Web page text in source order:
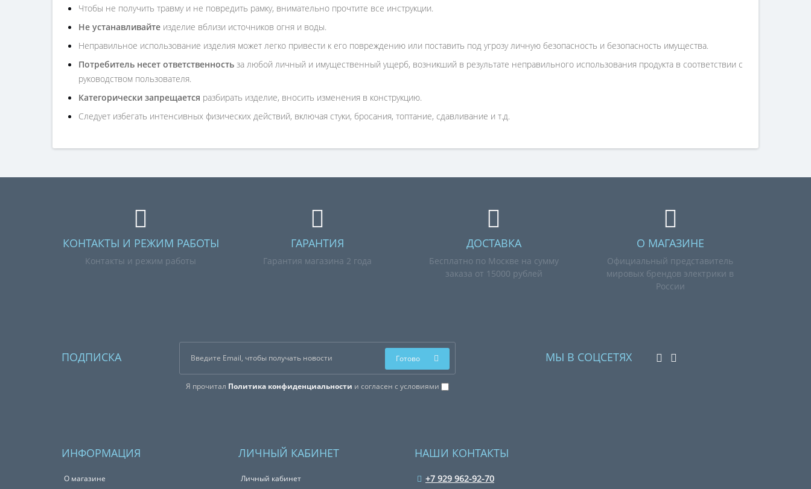
Чтобы не получить травму и не повредить рамку, внимательно прочтите все инструкции.
Не устанавливайте изделие вблизи источников огня и воды.
Неправильное использование изделия может легко привести к его повреждению или поставить под угрозу личную безопасность и безопасность имущества.
Потребитель несет ответственность за любой личный и имущественный ущерб, возникший в результате неправильного использования продукта в соответствии с
руководством пользователя.
Категорически запрещается разбирать изделие, вносить изменения в конструкцию.
Следует избегать интенсивных физических действий, включая стуки, бросания, топтание, сдавливание и т.д.
КОНТАКТЫ И РЕЖИМ РАБОТЫ
Контакты и режим работы
ГАРАНТИЯ
Гарантия магазина 2 года
ДОСТАВКА
Бесплатно по Москве на сумму
заказа от 15000 рублей
О МАГАЗИНЕ
Официальный представитель
мировых брендов электрики в
России
ПОДПИСКА
Я прочитал Политика конфиденциальности и согласен с условиями
Готово МЫ В СОЦСЕТЯХ
ИНФОРМАЦИЯ
О магазине
ЛИЧНЫЙ КАБИНЕТ
Личный кабинет
НАШИ КОНТАКТЫ
+7 929 962-92-70